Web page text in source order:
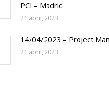
PCI – Madrid
21 abril, 2023
14/04/2023 – Project
21 abril, 2023